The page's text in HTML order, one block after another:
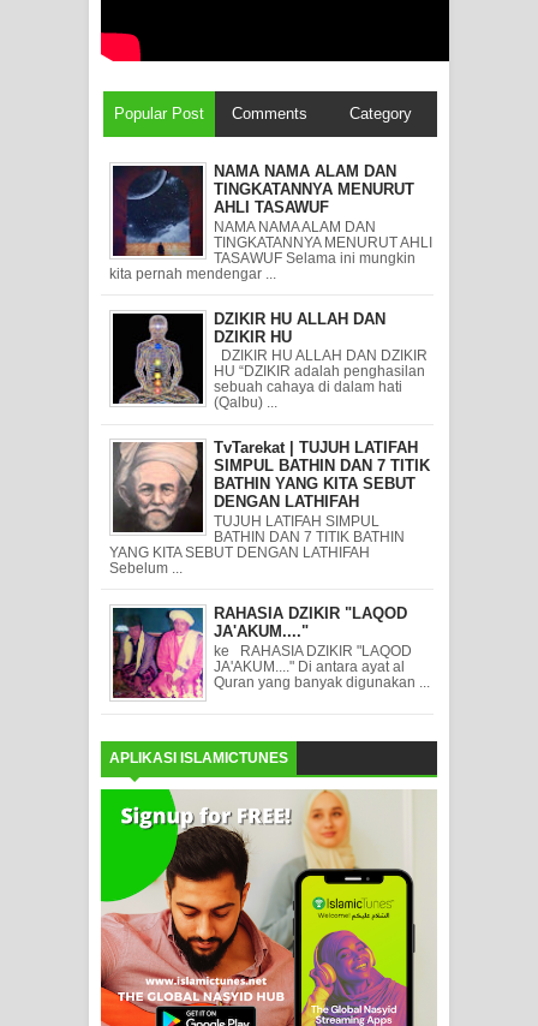
Popular Post Comments Category
NAMA NAMA ALAM DAN
TINGKATANNYA MENURUT
AHLI TASAWUF
NAMA NAMA ALAM DAN
TINGKATANNYA MENURUT AHLI
TASAWUF Selama ini mungkin
kita pernah mendengar ...
DZIKIR HU ALLAH DAN
DZIKIR HU
DZIKIR HU ALLAH DAN DZIKIR
HU “DZIKIR adalah penghasilan
sebuah cahaya di dalam hati
(Qalbu) ...
TvTarekat | TUJUH LATIFAH
SIMPUL BATHIN DAN 7 TITIK
BATHIN YANG KITA SEBUT
DENGAN LATHIFAH
TUJUH LATIFAH SIMPUL
BATHIN DAN 7 TITIK BATHIN
YANG KITA SEBUT DENGAN LATHIFAH
Sebelum ...
RAHASIA DZIKIR "LAQOD
JA'AKUM...."
ke RAHASIA DZIKIR "LAQOD
JA'AKUM...." Di antara ayat al
Quran yang banyak digunakan ...
APLIKASI ISLAMICTUNES